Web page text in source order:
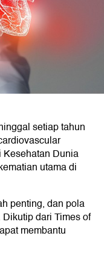
setiap tahun
Dunia
utama di
penting, dan pola
dari Times of
membantu